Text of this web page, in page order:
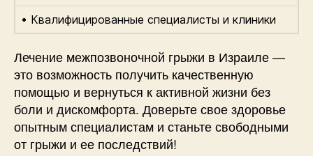
• Квалифицированные специалисты и клиники
Лечение межпозвоночной грыжи в Израиле —
это возможность получить качественную
помощью и вернуться к активной жизни без
боли и дискомфорта. Доверьте свое здоровье
опытным специалистам и станьте свободными
от грыжи и ее последствий!